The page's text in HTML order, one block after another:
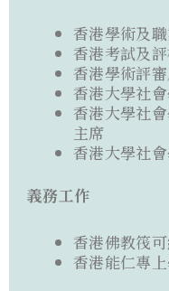
香港學術及
香港考試及
香港學術評
香港大學社
香港大學社
主席
香港大學社
義務工作
香港佛教筏
香港能仁專